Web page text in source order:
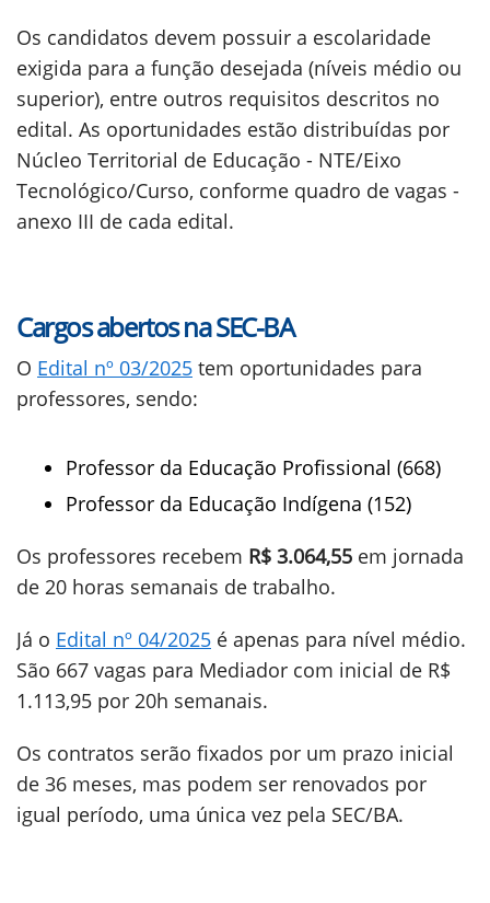
Os candidatos devem possuir a escolaridade
exigida para a função desejada (níveis médio ou
superior), entre outros requisitos descritos no
edital. As oportunidades estão distribuídas por
Núcleo Territorial de Educação - NTE/Eixo
Tecnológico/Curso, conforme quadro de vagas -
anexo III de cada edital.
Cargos abertos na SEC-BA
O Edital nº 03/2025 tem oportunidades para
professores, sendo:
Professor da Educação Profissional (668)
Professor da Educação Indígena (152)
Os professores recebem R$ 3.064,55 em jornada
de 20 horas semanais de trabalho.
Já o Edital nº 04/2025 é apenas para nível médio.
São 667 vagas para Mediador com inicial de R$
1.113,95 por 20h semanais.
Os contratos serão fixados por um prazo inicial
de 36 meses, mas podem ser renovados por
igual período, uma única vez pela SEC/BA.